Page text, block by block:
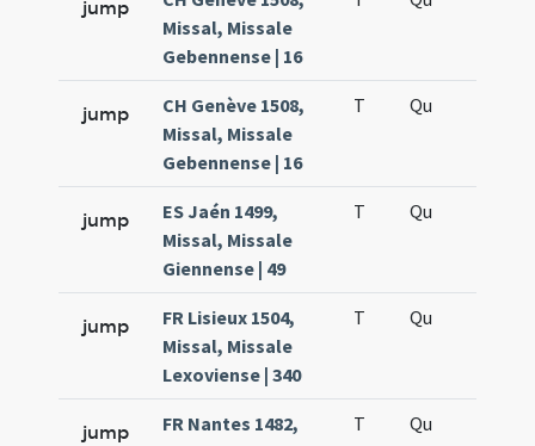
jump
Missal, Missale
Gebennense | 16
jump
CH Genève 1508,
Missal, Missale
Gebennense | 16
T Qu
jump
ES Jaén 1499,
Missal, Missale
Giennense | 49
T Qu
jump
FR Lisieux 1504,
Missal, Missale
Lexoviense | 340
T Qu
jump
FR Nantes 1482,
T Qu